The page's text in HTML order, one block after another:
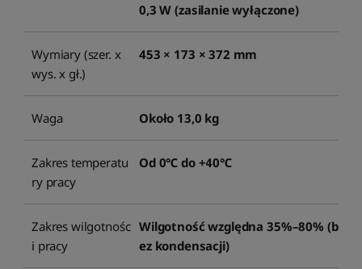
0,3 W (zasilanie wyłączone)
Wymiary (szer. x
wys. x gł.)
453 × 173 × 372 mm
Waga Około 13,0 kg
Zakres temperatu
ry pracy
Od 0℃ do +40℃
Zakres wilgotnośc
i pracy
Wilgotność względna 35%–80% (b
ez kondensacji)